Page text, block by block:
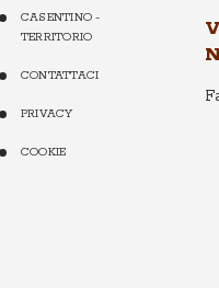
CASENTINO -
TERRITORIO
CONTATTACI
PRIVACY
COOKIE